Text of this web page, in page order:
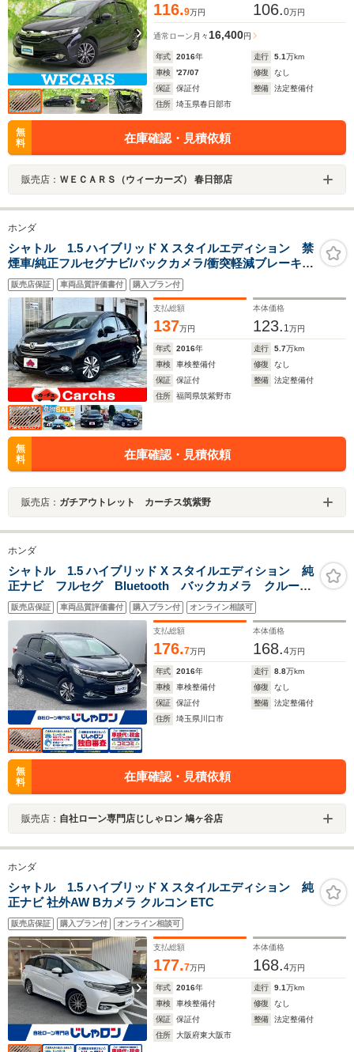
116.9万円 106.0万円
通常ローン 月々16,400円
年式 2016年 走行 5.1万km
車検
'27/07 修復
なし
保証
保証付 整備
法定整備付
住所
埼玉県春日部市
無
料
在庫確認・見積依頼
販売店： ＷＥＣＡＲＳ（ウィーカーズ） 春日部店
ホンダ
シャトル 1.5 ハイブリッド X スタイルエディション 禁
煙車/純正フルセグナビ/バックカメラ/衝突軽減ブレーキ/
クルーズコントロール/パドルシフト/ハーフレザー
販売店保証 車両品質評価書付 購入プラン付
支払総額
137万円
本体価格
123. 1万円
年式 2016年 走行 5.7万km
車検
車検整備付 修復
なし
保証
保証付 整備
法定整備付
住所
福岡県筑紫野市
無
料
在庫確認・見積依頼
販売店： ガチアウトレット カーチス筑紫野
ホンダ
シャトル 1.5 ハイブリッド X スタイルエディション 純
正ナビ フルセグ Bluetooth バックカメラ クルーズ
コントロール ETC 衝突軽減ブレーキ 誤発進抑制
パドルシフト LEDヘッドライト ドライブレコーダ
ー フォグ
販売店保証 車両品質評価書付 購入プラン付 オンライン相談可
支払総額
176.7万円
本体価格
168.4万円
年式 2016年 走行 8.8万km
車検
車検整備付 修復
なし
保証
保証付 整備
法定整備付
住所
埼玉県川口市
無
料
在庫確認・見積依頼
販売店： 自社ローン専門店じしゃロン 鳩ヶ谷店
ホンダ
シャトル 1.5 ハイブリッド X スタイルエディション 純
正ナビ 社外AW Bカメラ クルコン ETC
販売店保証 購入プラン付 オンライン相談可
支払総額
177.7万円
本体価格
168.4万円
年式 2016年 走行 9.1万km
車検
車検整備付 修復
なし
保証
保証付 整備
法定整備付
住所
大阪府東大阪市